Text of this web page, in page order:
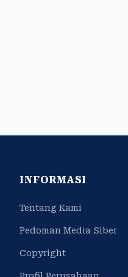
INFORMASI
Tentang Kami
Pedoman Media Siber
Copyright